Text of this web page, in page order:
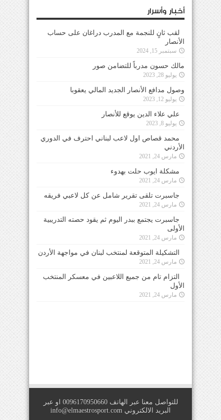
أخبار وأسرار
لقب ثانٍ للنجمة مع المدرب دراغان على حساب
الأنصار
سبتمبر 15, 2024
مالك حسون مدرباً للتضامن صور
يوليو 28, 2023
وصول مدافع الأنصار الجديد المالي يعقوبا
يوليو 12, 2023
علي علاء الدين يوقع للأنصار
يوليو 8, 2023
محمد قصاص اول لاعب لبناني احترف في الدوري
الأردني
مارس 24, 2021
مشكلة ايوب حلت بهدوء
مارس 24, 2021
جاسبرت تلقى تقرير شامل عن كل لاعبي فريقه
مارس 24, 2021
جاسبرت يجتمع ببدر اليوم ثم يقود حصته التدريبية
الأولى
مارس 24, 2021
التشكيلة المتوقعة لمنتخب لبنان في مواجهة الأردن
مارس 24, 2021
التزام تام من جميع اللاعبين في معسكر المنتخب
الأول
مارس 24, 2021
للتواصل معنا عبر الهاتف 0096170950660 او عبر
البريد الالكتروني info@elmaestrosport.com